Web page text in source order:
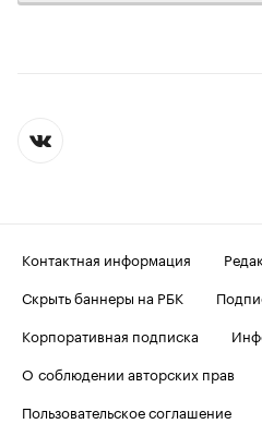
Контактная информация
Скрыть баннеры на РБК
Корпоративная подписка
О соблюдении авторских прав
Пользовательское соглашение